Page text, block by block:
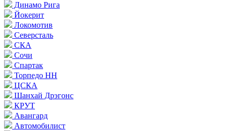
Динамо Рига
Йокерит
Локомотив
Северсталь
СКА
Сочи
Спартак
Торпедо НН
ЦСКА
Шанхай Дрэгонс
КРУТ
Авангард
Автомобилист